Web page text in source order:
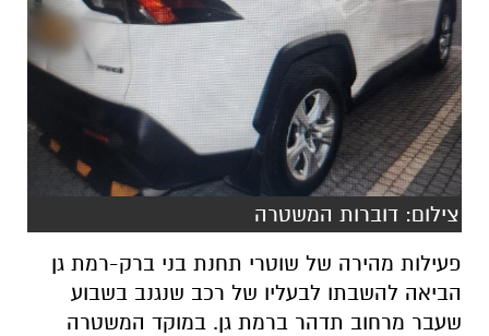
צילום: דוברות המשטרה
פעילות מהירה של שוטרי תחנת בני ברק-רמת גן
הביאה להשבתו לבעליו של רכב שנגנב בשבוע
שעבר מרחוב תדהר ברמת גן. במוקד המשטרה